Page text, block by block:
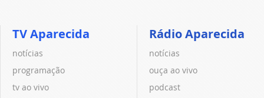
TV Aparecida
notícias
programação
tv ao vivo
Rádio Aparecida
notícias
ouça ao vivo
podcast